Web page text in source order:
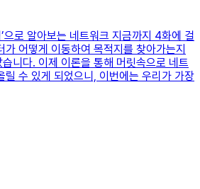
으로 알아보는 네트워크 지금까지 4화에 걸
가 어떻게 이동하여 목적지를 찾아가는지
니다. 이제 이론을 통해 머릿속으로 네트
릴 수 있게 되었으니, 이번에는 우리가 가장